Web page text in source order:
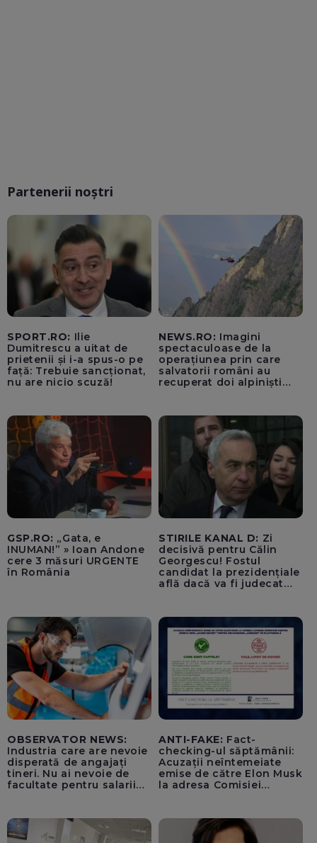
Partenerii noștri
SPORT.RO: Ilie
Dumitrescu a uitat de
prietenii și i-a spus-o pe
față: Trebuie sancționat,
nu are nicio scuză!
NEWS.RO: Imagini
spectaculoase de la
operațiunea prin care
salvatorii români au
recuperat doi alpiniști
Bucegi și despre care
germanii au crezut că e
posibilă „poate doar în
Elveția” - VIDEO
GSP.RO: „Gata, e
INUMAN!” » Ioan Andone
cere 3 măsuri URGENTE
în România
STIRILE KANAL D: Zi
decisivă pentru Călin
Georgescu! Fostul
candidat la prezidențiale
află dacă va fi judecat
OBSERVATOR NEWS:
Industria care are nevoie
disperată de angajați
tineri. Nu ai nevoie de
facultate pentru salarii
ANTI-FAKE: Fact-
checking-ul săptămânii:
Acuzații neîntemeiate
emise de către Elon Musk
la adresa Comisiei
pentru instaurarea
„cenzurii” pe platforma X